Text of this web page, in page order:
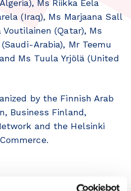
Ms Riikka Eela
(Iraq), Ms Marjaana Sall
Voutilainen (Qatar), Ms
Arabia), Mr Teemu
Ms Tuula Yrjölä (United
by the Finnish Arab
Business Finland,
and the Helsinki